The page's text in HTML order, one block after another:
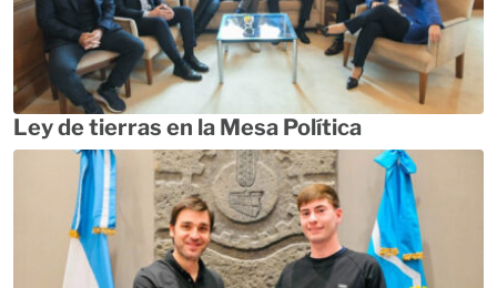
Ley de tierras en la Mesa Política